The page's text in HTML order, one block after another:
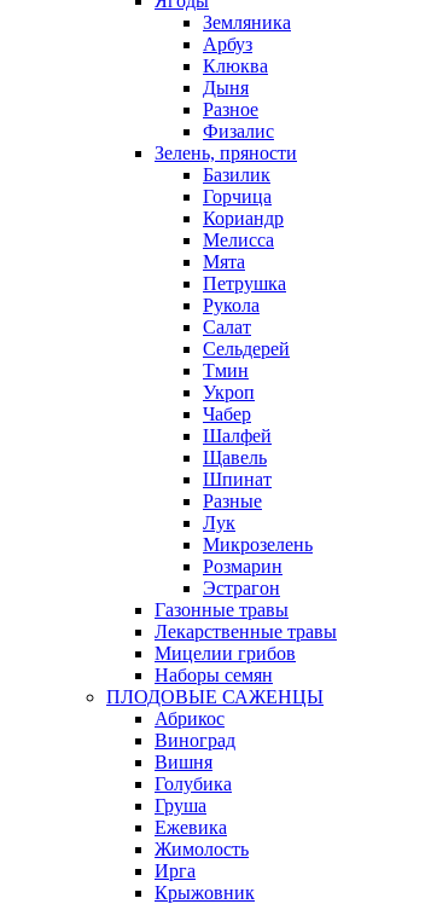
Земляника
Арбуз
Клюква
Дыня
Разное
Физалис
Зелень, пряности
Базилик
Горчица
Кориандр
Мелисса
Мята
Петрушка
Рукола
Салат
Сельдерей
Тмин
Укроп
Чабер
Шалфей
Щавель
Шпинат
Разные
Лук
Микрозелень
Розмарин
Эстрагон
Газонные травы
Лекарственные травы
Мицелии грибов
Наборы семян
ПЛОДОВЫЕ САЖЕНЦЫ
Абрикос
Виноград
Вишня
Голубика
Груша
Ежевика
Жимолость
Ирга
Крыжовник